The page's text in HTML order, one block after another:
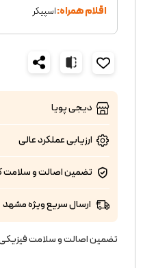
اقلام همراه:اسپیکر
دیجی پویا
ارزیابی عملکردعالی
تضمین اصالت و سلامت
ارسال سریع ویژه مشهد
تضمین اصالت و سلامت فیزیکی